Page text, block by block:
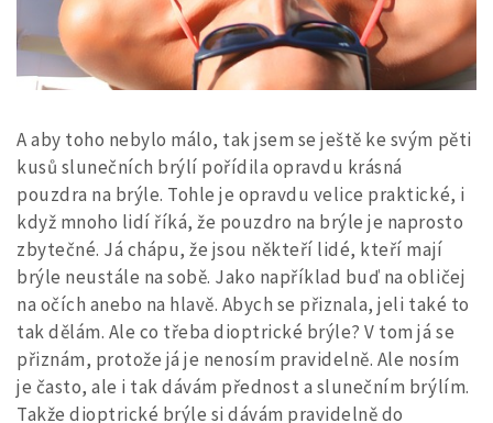
A aby toho nebylo málo, tak jsem se ještě ke svým pěti
kusů slunečních brýlí pořídila opravdu krásná
pouzdra na brýle. Tohle je opravdu velice praktické, i
když mnoho lidí říká, že pouzdro na brýle je naprosto
zbytečné. Já chápu, že jsou někteří lidé, kteří mají
brýle neustále na sobě. Jako například buď na obličej
na očích anebo na hlavě. Abych se přiznala, jeli také to
tak dělám. Ale co třeba dioptrické brýle? V tom já se
přiznám, protože já je nenosím pravidelně. Ale nosím
je často, ale i tak dávám přednost a slunečním brýlím.
Takže dioptrické brýle si dávám pravidelně do